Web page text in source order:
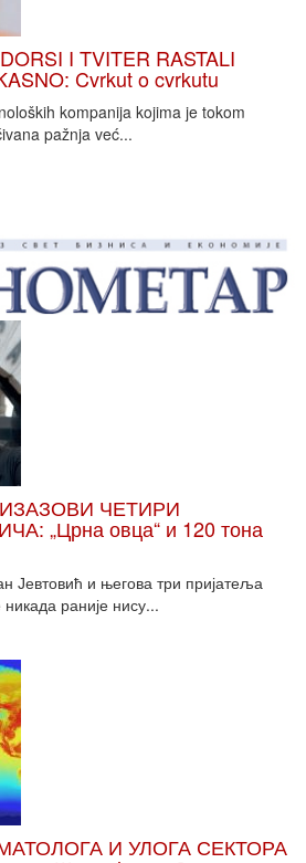
I TVITER RASTALI
Cvrkut o cvrkutu
kompanija kojima je tokom
pažnja već...
ЧЕТИРИ
„Црна овца“ и 120 тона
Јевтовић и његова три пријатеља
раније нису...
И УЛОГА СЕКТОРА